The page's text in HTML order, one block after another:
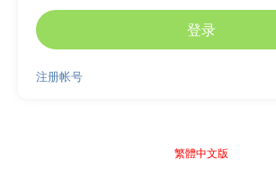
登录
注册帐号
繁體中文版